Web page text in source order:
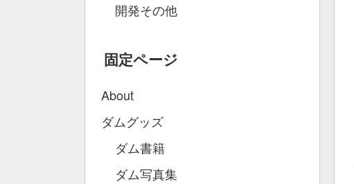
開発その他
固定ページ
About
ダムグッズ
ダム書籍
ダム写真集